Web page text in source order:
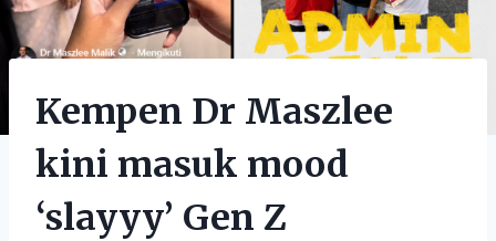
Kempen Dr Maszlee
kini masuk mood
‘slayyy’ Gen Z